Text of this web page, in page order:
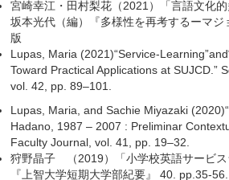
宮崎幸江・田村梨花（2021）「言語文化
坂本光代（編）『多様性を再考するーマ
版
Lupas, Maria (2021)“Service-
Toward Practical Applications at SUJCD.”
vol. 42, pp. 89–101.
Lupas, Maria, and Sachie Miyazaki
Hadano, 1987 – 2007 : Preliminar
Faculty Journal, vol. 41, pp. 19–32.
狩野晶子 （2019）「小学校英語サービス
『上智大学短期大学部紀要』 40. pp.35-56.